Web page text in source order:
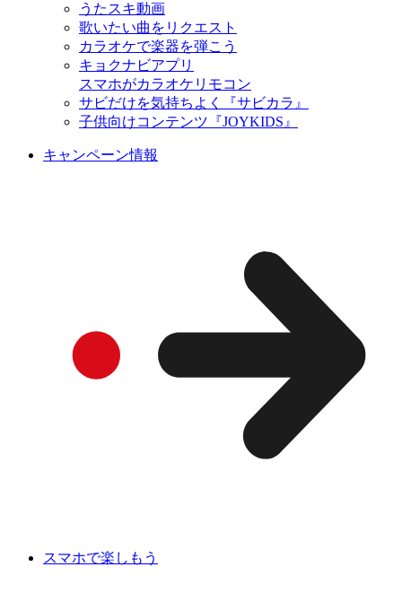
うたスキ動画
歌いたい曲をリクエスト
カラオケで楽器を弾こう
キョクナビアプリ
スマホがカラオケリモコン
サビだけを気持ちよく『サビカラ』
子供向けコンテンツ『JOYKIDS』
キャンペーン情報
スマホで楽しもう